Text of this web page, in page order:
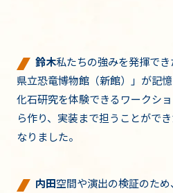
鈴木私たちの強みを発揮で
県立恐竜博物館（新館）」が記
化石研究を体験できるワークシ
ら作り、実装まで担うことがで
なりました。
内田空間や演出の検証のた